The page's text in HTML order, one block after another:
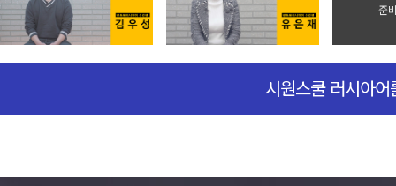
준
시원스쿨 러시아